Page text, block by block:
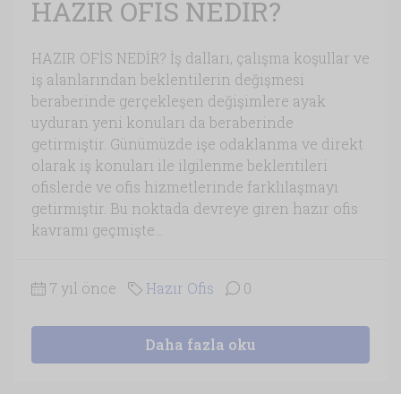
HAZIR OFİS NEDİR?
HAZIR OFİS NEDİR? İş dalları, çalışma koşullar ve
iş alanlarından beklentilerin değişmesi
beraberinde gerçekleşen değişimlere ayak
uyduran yeni konuları da beraberinde
getirmiştir. Günümüzde işe odaklanma ve direkt
olarak iş konuları ile ilgilenme beklentileri
ofislerde ve ofis hizmetlerinde farklılaşmayı
getirmiştir. Bu noktada devreye giren hazır ofis
kavramı geçmişte...
7 yıl önce Hazır Ofis 0
Daha fazla oku